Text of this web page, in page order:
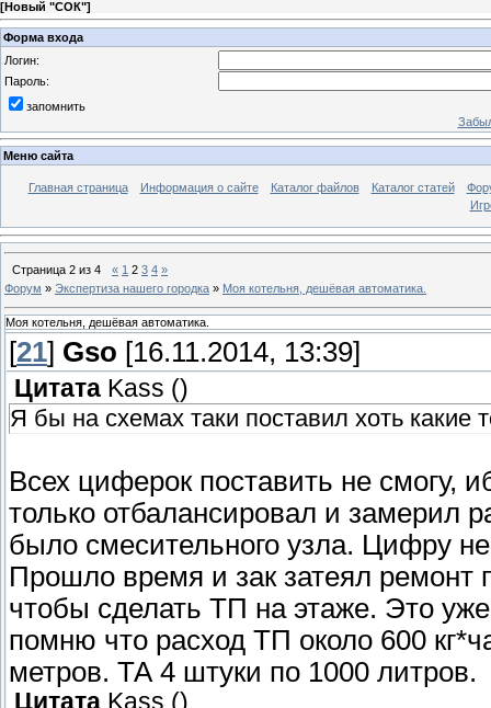
[Новый "СОК"]
Форма входа
Логин:
Пароль:
запомнить
Меню сайта
Главная страница Информация о сайте Каталог файлов Каталог статей
Страница 2 из 4 « 1 2 3 4 »
Форум » Экспертиза нашего городка » Моя котельня, дешёвая автоматика.
Моя котельня, дешёвая автоматика.
[21] Gso [16.11.2014, 13:39]
Цитата Kass ()
Я бы на схемах таки поставил хоть
Всех циферок поставить не смогу,
только отбалансировал и замерил
было смесительного узла. Цифру
Прошло время и зак затеял ремонт
чтобы сделать ТП на этаже. Это
помню что расход ТП около 600
метров. ТА 4 штуки по 1000 литров.
Цитата Kass ()